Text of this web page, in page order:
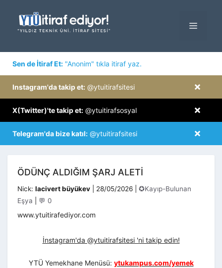
MENÜ
Sen de İtiraf Et: "Anonim" tıkla itiraf yaz.
×
Instagram'da takip et: @ytuitirafsitesi
×
X(Twitter)'te takip et: @ytuitirafsosyal
×
Telegram'da bize katıl: @ytuitirafsitesi
ÖDÜNÇ ALDIĞIM ŞARJ ALETI
Nick: lacivert büyükev 28/05/2026 Kategoriler
✪Kayıp-Bulunan
Eşya
💬 0
www.ytuitirafediyor.com
İnstagram'da @ytuitirafsitesi 'ni takip edin!
YTÜ Yemekhane Menüsü: ytukampus.com/yemek